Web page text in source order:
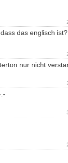
das englisch ist?
nur nicht